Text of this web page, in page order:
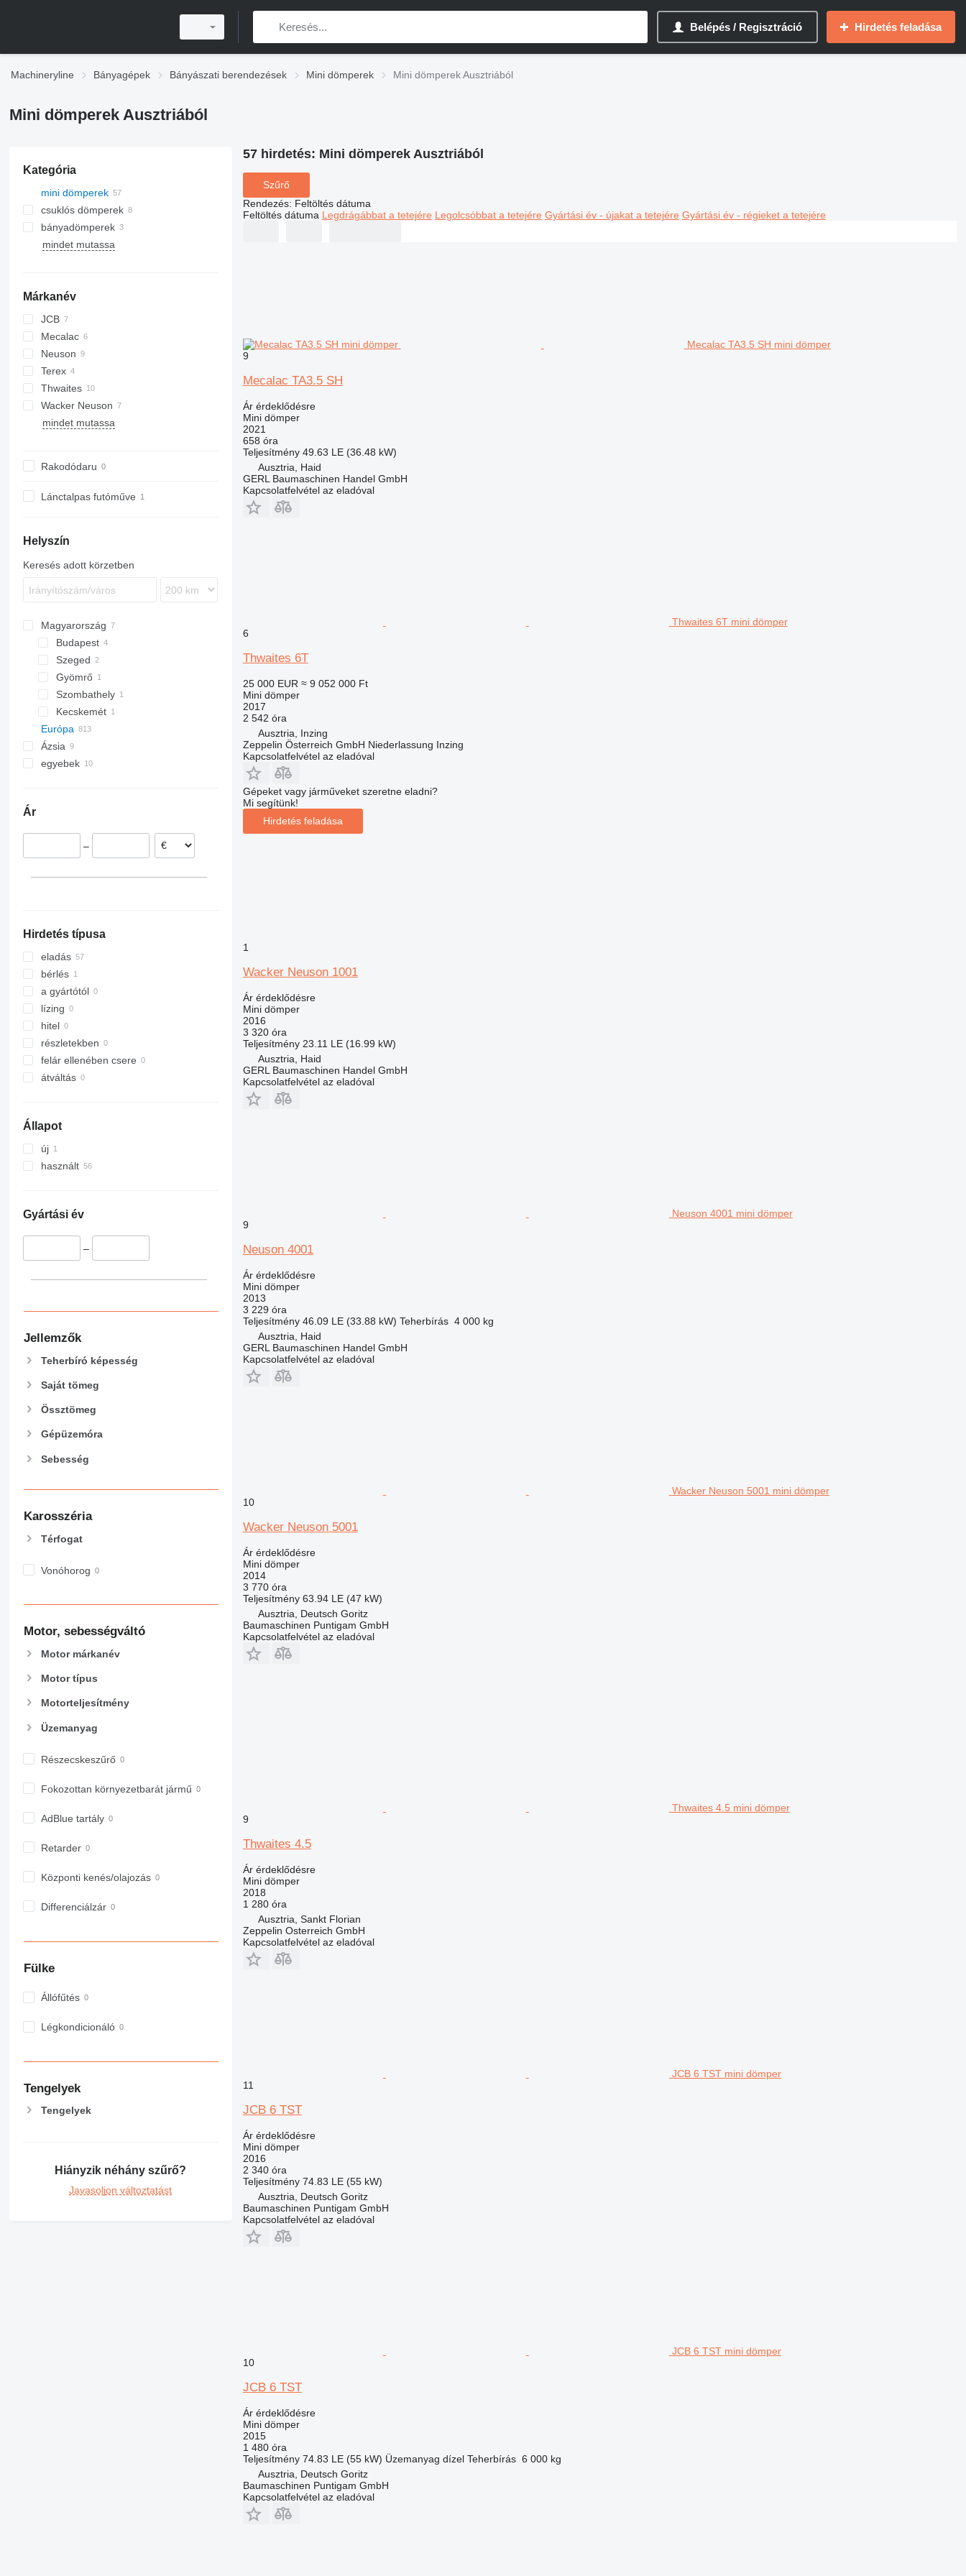
Belépés / Regisztráció Hirdetés feladása
Machineryline Bányagépek Bányászati berendezések Mini dömperek Mini dömperek Ausztriából
Mini dömperek Ausztriából
Kategória
mini dömperek
csuklós dömperek
bányadömperek
mindet mutassa
Márkanév
D-series
Terex
JCB
KC-series
Mecalac
6
TA
SW6
Neuson
1001
3001
4001
Terex
TA
Thwaites
Wacker Neuson
1001
mindet mutassa
Rakodódaru
Lánctalpas futóműve
Helyszín
Keresés adott körzetben
Magyarország
Budapest
Szeged
Gyömrő
Szombathely
Kecskemét
Európa
Hollandia
Ausztria
Deutsch Goritz
Sankt Florian
Bruck an der Leitha
Villach
Románia
Ázsia
Egyesült Arab Emirátusok
egyebek
Ár
–
Hirdetés típusa
eladás
bérlés
a gyártótól
lízing
hitel
részletekben
felár ellenében csere
átváltás
Állapot
új
használt
Gyártási év
–
Jellemzők
Teherbíró képesség
Saját tömeg
Össztömeg
Gépüzemóra
Sebesség
Karosszéria
Térfogat
Vonóhorog
Motor, sebességváltó
Motor márkanév
Motor típus
Motorteljesítmény
Üzemanyag
Részecskeszűrő
Fokozottan környezetbarát jármű
AdBlue tartály
Retarder
Központi kenés/olajozás
Differenciálzár
Fülke
Állófűtés
Légkondicionáló
Tengelyek
Tengelyek
Hiányzik néhány szűrő?
Javasoljon változtatást
57 hirdetés: Mini dömperek Ausztriából
Szűrő
Rendezés: Feltöltés dátuma
Feltöltés dátuma Legdrágábbat a tetejére Legolcsóbbat a tetejére Gyártási év - újakat a tetejére Gyártási év - régieket a tetejére
Mecalac TA3.5 SH mini dömper
9
Mecalac TA3.5 SH
Ár érdeklődésre
Mini dömper
2021
658 óra
Teljesítmény 49.63 LE (36.48 kW)
Ausztria, Haid
GERL Baumaschinen Handel GmbH
Kapcsolatfelvétel az eladóval
Thwaites 6T mini dömper
6
Thwaites 6T
25 000 EUR ≈ 9 052 000 Ft
Mini dömper
2017
2 542 óra
Ausztria, Inzing
Zeppelin Österreich GmbH Niederlassung Inzing
Kapcsolatfelvétel az eladóval
Gépeket vagy járműveket szeretne eladni?
Mi segítünk!
Hirdetés feladása
1
Wacker Neuson 1001
Ár érdeklődésre
Mini dömper
2016
3 320 óra
Teljesítmény 23.11 LE (16.99 kW)
Ausztria, Haid
GERL Baumaschinen Handel GmbH
Kapcsolatfelvétel az eladóval
Neuson 4001 mini dömper
9
Neuson 4001
Ár érdeklődésre
Mini dömper
2013
3 229 óra
Teljesítmény 46.09 LE (33.88 kW) Teherbírás 4 000 kg
Ausztria, Haid
GERL Baumaschinen Handel GmbH
Kapcsolatfelvétel az eladóval
Wacker Neuson 5001 mini dömper
10
Wacker Neuson 5001
Ár érdeklődésre
Mini dömper
2014
3 770 óra
Teljesítmény 63.94 LE (47 kW)
Ausztria, Deutsch Goritz
Baumaschinen Puntigam GmbH
Kapcsolatfelvétel az eladóval
Thwaites 4.5 mini dömper
9
Thwaites 4.5
Ár érdeklődésre
Mini dömper
2018
1 280 óra
Ausztria, Sankt Florian
Zeppelin Osterreich GmbH
Kapcsolatfelvétel az eladóval
JCB 6 TST mini dömper
11
JCB 6 TST
Ár érdeklődésre
Mini dömper
2016
2 340 óra
Teljesítmény 74.83 LE (55 kW)
Ausztria, Deutsch Goritz
Baumaschinen Puntigam GmbH
Kapcsolatfelvétel az eladóval
JCB 6 TST mini dömper
10
JCB 6 TST
Ár érdeklődésre
Mini dömper
2015
1 480 óra
Teljesítmény 74.83 LE (55 kW) Üzemanyag dízel Teherbírás 6 000 kg
Ausztria, Deutsch Goritz
Baumaschinen Puntigam GmbH
Kapcsolatfelvétel az eladóval